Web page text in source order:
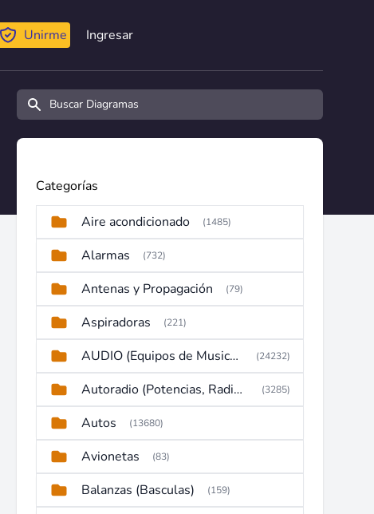
Unirme Ingresar
Buscar diagramas y manuales
Categorías
Aire acondicionado (1485)
Alarmas (732)
Antenas y Propagación (79)
Aspiradoras (221)
AUDIO (Equipos de Musica, Amplificadores, Reproductores, Etc) (24232)
Autoradio (Potencias, Radios y DVD) (3285)
Autos (13680)
Avionetas (83)
Balanzas (Basculas) (159)